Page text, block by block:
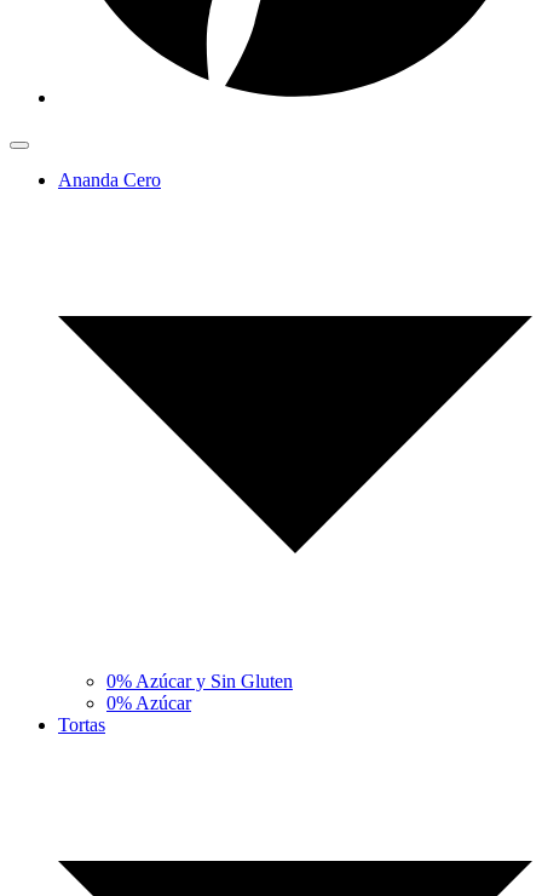
Ananda Cero
0% Azúcar y Sin Gluten
0% Azúcar
Tortas